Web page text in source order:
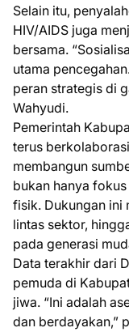
Selain itu,
HIV/AIDS juga
bersama.
utama
peran strategis di
Wahyudi.
Pemerintah
terus
membangun
bukan hanya
fisik. Dukungan ini
lintas sektor,
pada generasi
Data terakhir dari
pemuda di
jiwa. “Ini adalah
dan berdayakan,”